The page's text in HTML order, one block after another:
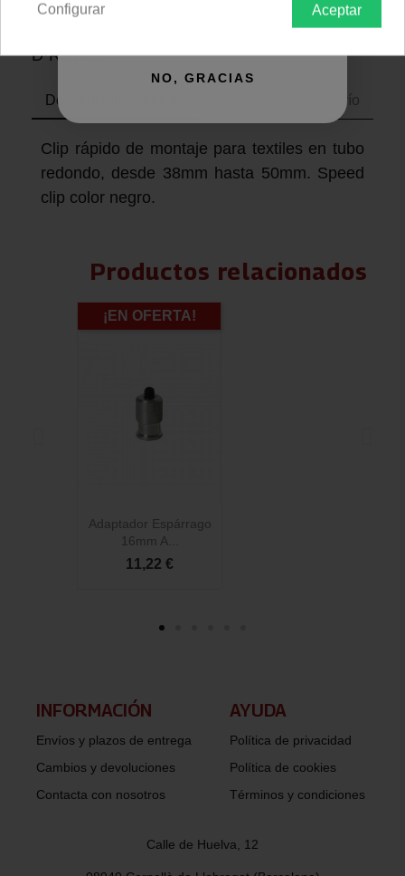
Clip rápido negro para tubo 38-50mm de
D·Rodaje.
Descripción producto Envío
Clip rápido de montaje para textiles en tubo
redondo, desde 38mm hasta 50mm. Speed
clip color negro.
Productos relacionados
Adaptador Espárrago
16mm A...
11,22 €
¡EN OFERTA!
INFORMACIÓN​
Envíos y plazos de entrega
Cambios y devoluciones
Contacta con nosotros
AYUDA
Política de privacidad
Política de cookies
Términos y condiciones
Calle de Huelva, 12
Aceptar
Configurar
NO, GRACIAS